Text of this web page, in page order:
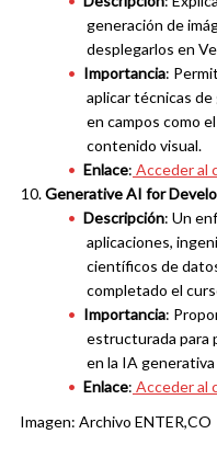
generación de
desplegarlos en
Importancia:
aplicar técnicas
en campos como
contenido visual.
Enlace: Acceder al
Generative AI for
Descripción: Un
aplicaciones,
científicos de
completado el
Importancia:
estructurada para
en la IA
Enlace: Acceder al
Imagen: Archivo ENTER,CO